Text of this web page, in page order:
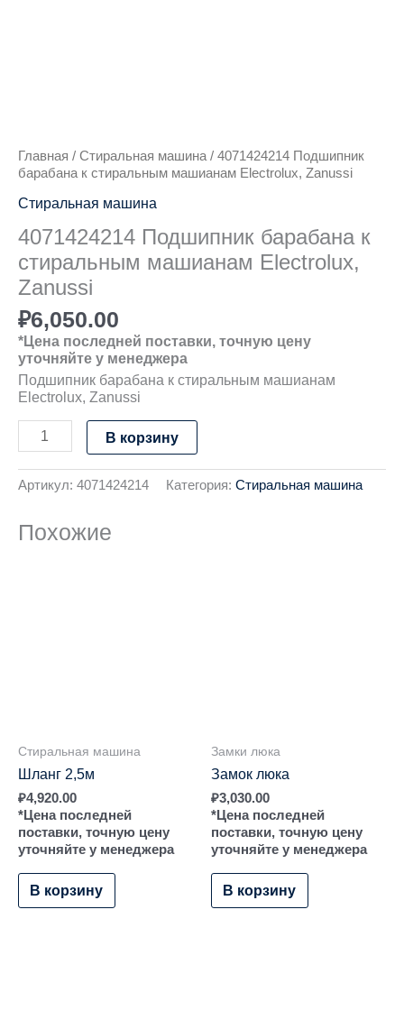
Главная / Стиральная машина/ 4071424214 Подшипник
барабана к стиральным машианам Electrolux, Zanussi
Стиральная машина
4071424214 Подшипник барабана к
стиральным машианам Electrolux,
Zanussi
₽6,050.00
*Цена последней поставки, точную цену
уточняйте у менеджера
Подшипник барабана к стиральным машианам
Electrolux, Zanussi
В корзину
Артикул: 4071424214 Категория: Стиральная машина
Похожие
Стиральная машина
Шланг 2,5м
₽4,920.00
*Цена последней
поставки, точную цену
уточняйте у менеджера
В корзину
Замки люка
Замок люка
₽3,030.00
*Цена последней
поставки, точную цену
уточняйте у менеджера
В корзину